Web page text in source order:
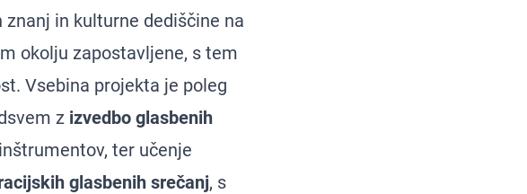
in kulturne dediščine na
okolju zapostavljene, s tem
Vsebina projekta je poleg
z izvedbo glasbenih
ter učenje
glasbenih srečanj, s